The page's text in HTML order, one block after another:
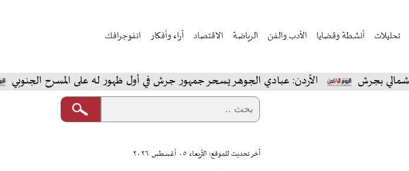
تحليلات أنشطة وقضايا الأدب والفن الرياضة الاقتصاد آراء وأفكار انفوجرافك
الأردن: عبادي الجوهر يسحر جمهور جرش في أول ظهور له على المسرح الجنوبي
آخر تحديث للموقع: الأربعاء ٠٥ أغسطس ٢٠٢٦